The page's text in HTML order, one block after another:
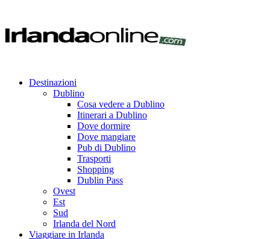
Destinazioni
Dublino
Cosa vedere a Dublino
Itinerari a Dublino
Dove dormire
Dove mangiare
Pub di Dublino
Trasporti
Shopping
Dublin Pass
Ovest
Est
Sud
Irlanda del Nord
Viaggiare in Irlanda